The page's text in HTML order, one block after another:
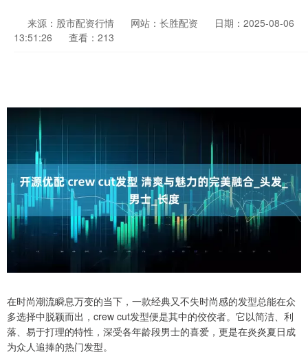
来源：股市配资行情 网站：长胜配资
日期：2025-08-06
13:51:26
查看：213
在时尚潮流瞬息万变的当下，一款经典又不失时尚感的发型总能在众
多选择中脱颖而出，crew cut发型便是其中的佼佼者。它以简洁、利
落、易于打理的特性，深受各年龄段男士的喜爱，更是在炎炎夏日成
为众人追捧的热门发型。